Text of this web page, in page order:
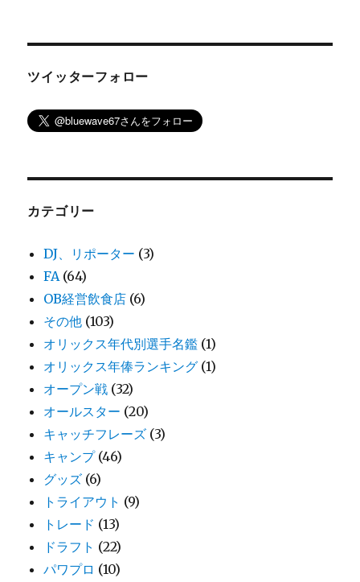
ツイッターフォロー
カテゴリー
DJ、リポーター (3)
FA (64)
OB経営飲食店 (6)
その他 (103)
オリックス年代別選手名鑑 (1)
オリックス年俸ランキング (1)
オープン戦 (32)
オールスター (20)
キャッチフレーズ (3)
キャンプ(46)
グッズ (6)
トライアウト (9)
トレード (13)
ドラフト (22)
パワプロ (10)